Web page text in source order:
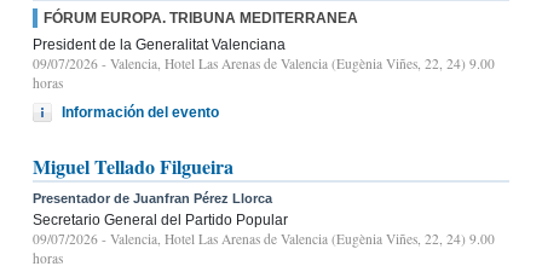
FÓRUM EUROPA. TRIBUNA MEDITERRANEA
President de la Generalitat Valenciana
09/07/2026 - Valencia, Hotel Las Arenas de Valencia (Eugènia Viñes, 22, 24) 9.00
horas
Información del evento
Miguel Tellado Filgueira
Presentador de Juanfran Pérez Llorca
Secretario General del Partido Popular
09/07/2026 - Valencia, Hotel Las Arenas de Valencia (Eugènia Viñes, 22, 24) 9.00
horas